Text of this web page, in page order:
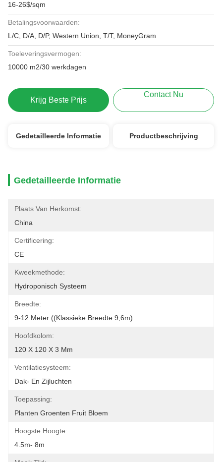
16-26$/sqm
Betalingsvoorwaarden:
L/C, D/A, D/P, Western Union, T/T, MoneyGram
Toeleveringsvermogen:
10000 m2/30 werkdagen
Krijg Beste Prijs
Contact Nu
Gedetailleerde Informatie Productbeschrijving
Gedetailleerde Informatie
Plaats Van Herkomst:
China
Certificering:
CE
Kweekmethode:
Hydroponisch Systeem
Breedte:
9-12 Meter ((Klassieke Breedte 9,6m)
Hoofdkolom:
120 X 120 X 3 Mm
Ventilatiesysteem:
Dak- En Zijluchten
Toepassing:
Planten Groenten Fruit Bloem
Hoogste Hoogte:
4.5m- 8m